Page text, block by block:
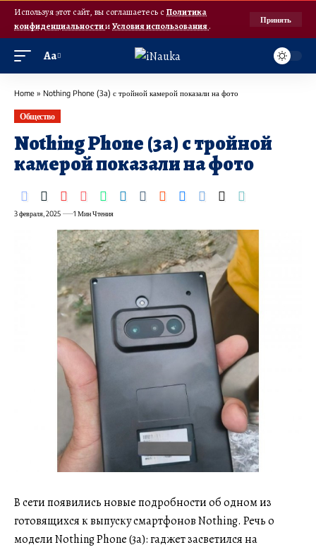
Используя этот сайт, вы соглашаетесь с Политика
конфиденциальностииУсловия использования.
Принять
Аа
Home » Nothing Phone (3a) с тройной камерой показали на фото
Общество
Nothing Phone (3a) с тройной
камерой показали на фото
3 февраля, 2025 1 Мин Чтения
В сети появились новые подробности об одном из
готовящихся к выпуску смартфонов Nothing. Речь о
модели Nothing Phone (3a): гаджет засветился на